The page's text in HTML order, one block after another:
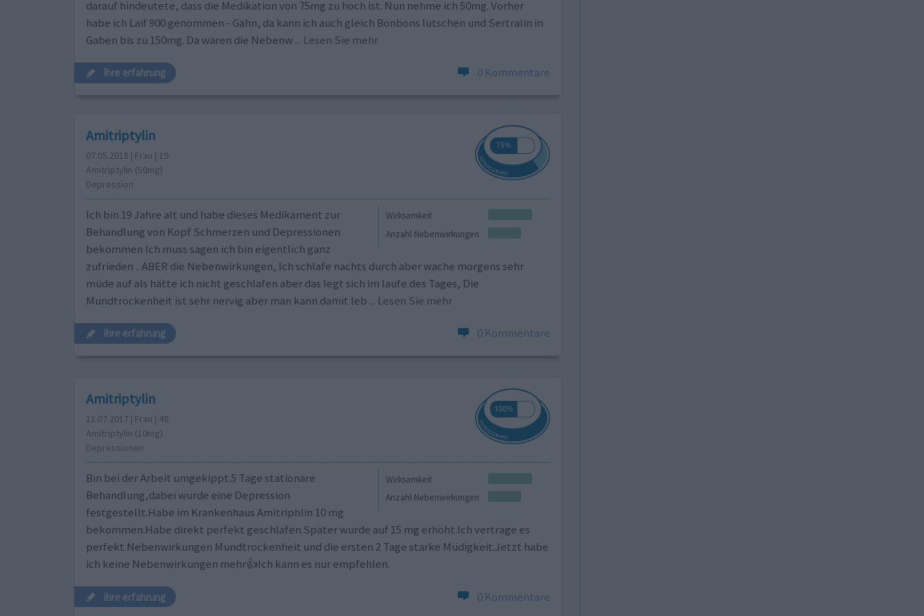
darauf hindeutete, dass die Medikation von 75mg zu hoch ist. Nun nehme ich 50mg. Vorher
habe ich Laif 900 genommen - Gähn, da kann ich auch gleich Bonbons lutschen und Sertralin in
Gaben bis zu 150mg. Da waren die Nebenw... Lesen Sie mehr
ihre erfahrung 0 Kommentare
Amitriptylin
07.05.2018 | Frau | 19
Amitriptylin (50mg)
Depression
Wirksamkeit
Anzahl Nebenwirkungen
Ich bin 19 Jahre alt und habe dieses Medikament zur
Behandlung von Kopf Schmerzen und Depressionen
bekommen Ich muss sagen ich bin eigentlich ganz
zufrieden .. ABER die Nebenwirkungen, Ich schlafe nachts durch aber wache morgens sehr
müde auf als hätte ich nicht geschlafen aber das legt sich im laufe des Tages, Die
Mundtrockenheit ist sehr nervig aber man kann damit leb ... Lesen Sie mehr
ihre erfahrung 0 Kommentare
Amitriptylin
11.07.2017 | Frau | 46
Amitriptylin (10mg)
Depressionen
Wirksamkeit
Anzahl Nebenwirkungen
Bin bei der Arbeit umgekippt.5 Tage stationäre
Behandlung,dabei wurde eine Depression
festgestellt.Habe im Krankenhaus Amitriphlin 10 mg
bekommen.Habe direkt perfekt geschlafen.Später wurde auf 15 mg erhöht.Ich vertrage es
perfekt.Nebenwirkungen Mundtrockenheit und die ersten 2 Tage starke Müdigkeit.Jetzt habe
ich keine Nebenwirkungen mehr👍Ich kann es nur empfehlen.
ihre erfahrung 0 Kommentare